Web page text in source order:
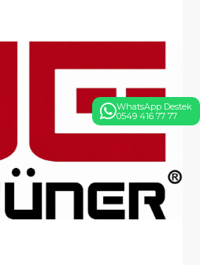
WhatsApp Destek
0549 416 77 77